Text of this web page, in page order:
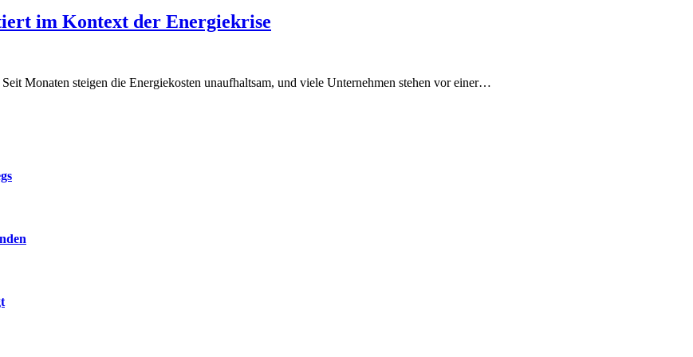
im Kontext der Energiekrise
Monaten steigen die Energiekosten unaufhaltsam, und viele Unternehmen stehen vor einer…